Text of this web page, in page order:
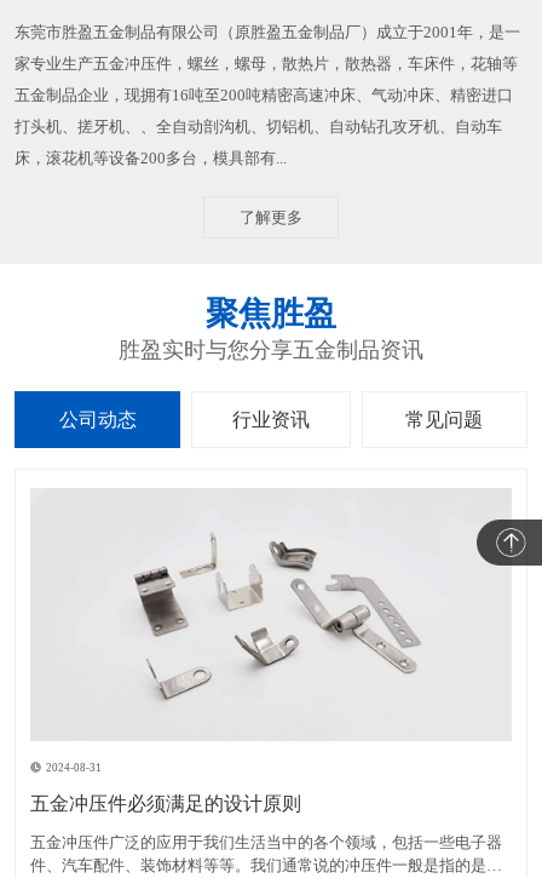
东莞市胜盈五金制品有限公司（原胜盈五金制品厂）成立于2001年，是一
家专业生产五金冲压件，螺丝，螺母，散热片，散热器，车床件，花轴等
五金制品企业，现拥有16吨至200吨精密高速冲床、气动冲床、精密进口
打头机、搓牙机、、全自动剖沟机、切铝机、自动钻孔攻牙机、自动车
床，滚花机等设备200多台，模具部有...
了解更多
聚焦胜盈
胜盈实时与您分享五金制品资讯
公司动态 行业资讯 常见问题
2024-08-31
五金冲压件必须满足的设计原则
五金冲压件广泛的应用于我们生活当中的各个领域，包括一些电子器
件、汽车配件、装饰材料等等。我们通常说的冲压件一般是指的是冷